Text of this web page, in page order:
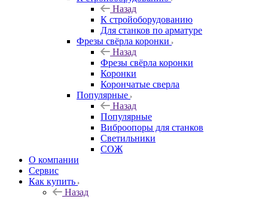
Назад
К стройоборудованию
Для станков по арматуре
Фрезы свёрла коронки
Назад
Фрезы свёрла коронки
Коронки
Корончатые сверла
Популярные
Назад
Популярные
Виброопоры для станков
Светильники
СОЖ
О компании
Сервис
Как купить
Назад